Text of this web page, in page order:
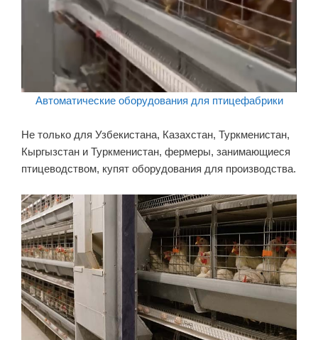
Автоматические оборудования для птицефабрики
Не только для Узбекистана, Казахстан, Туркменистан,
Кыргызстан и Туркменистан, фермеры, занимающиеся
птицеводством, купят оборудования для производства.